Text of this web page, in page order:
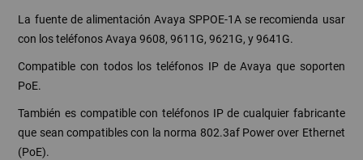
La fuente de alimentación Avaya SPPOE-1A se recomienda usar
con los teléfonos Avaya 9608, 9611G, 9621G, y 9641G.
Compatible con todos los teléfonos IP de Avaya que soporten
PoE.
También es compatible con teléfonos IP de cualquier fabricante
que sean compatibles con la norma 802.3af Power over Ethernet
(PoE).